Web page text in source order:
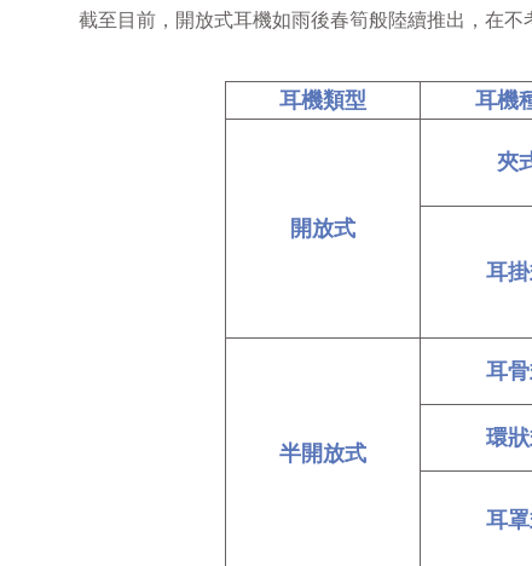
截至目前，開放式耳機如雨後春筍般陸續推出，在
耳機類型 耳機
開放式
夾
耳
半開放式
耳
環
耳